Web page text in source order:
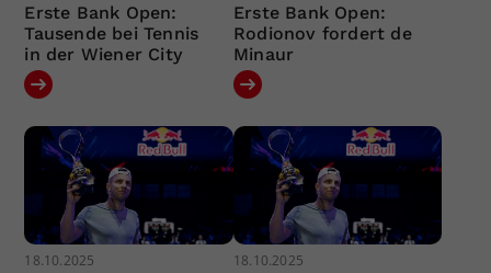
Erste Bank Open:
Tausende bei Tennis
in der Wiener City
Erste Bank Open:
Rodionov fordert de
Minaur
18.10.2025 18.10.2025